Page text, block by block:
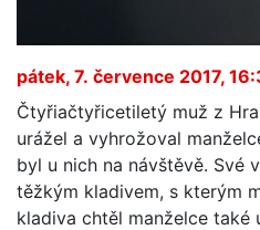
pátek, 7. července 2017,
Čtyřiačtyřicetiletý muž z
urážel a vyhrožoval
byl u nich na návštěvě. Své
těžkým kladivem, s kterým
kladiva chtěl manželce